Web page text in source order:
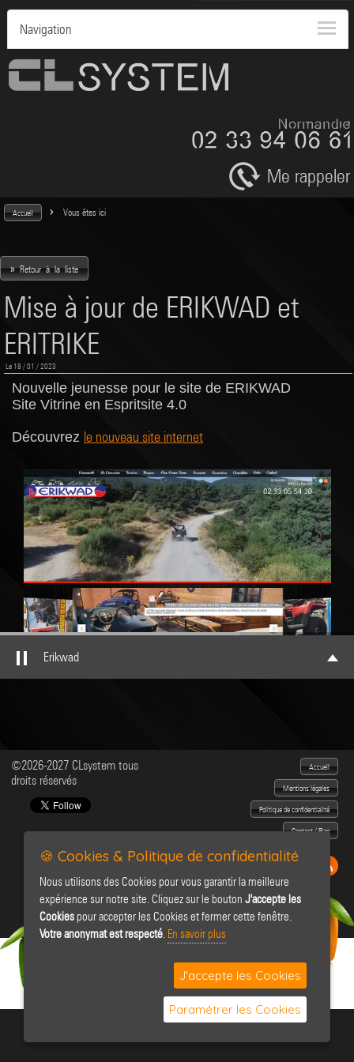
Me rappeler
Navigation
Accueil > Vous êtes ici
»Retour à la liste
Mise à jour de ERIKWAD et
ERITRIKE
Le 18 / 01 / 2023
Nouvelle jeunesse pour le site de ERIKWAD
Site Vitrine en Espritsite 4.0
Découvrez le nouveau site internet
Erikwad
©2026-2027 CLsystem tous
droits réservés
Accueil
Mentions légales
Politique de confidentialité
Contact / Plan
🍪 Cookies & Politique de confidentialité
Nous utilisons des Cookies pour vous garantir la meilleure
expérience sur notre site. Cliquez sur le bouton J'accepte les
Cookiespour accepter les Cookies et fermer cette fenêtre.
Votre anonymat est respecté. En savoir plus
J'accepte les Cookies
Paramétrer les Cookies